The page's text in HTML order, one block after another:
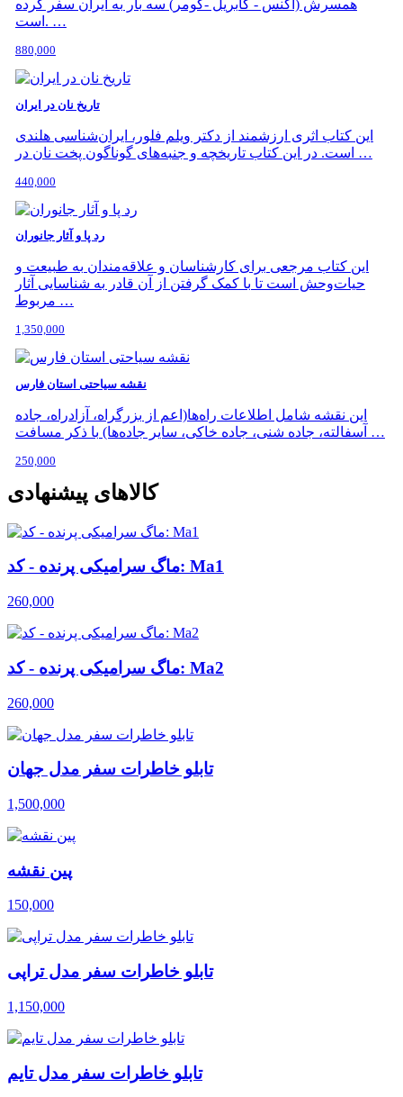
همسرش (آگنس - گابریل -کومر) سه بار به ایران سفر کرده
است. …
880,000
تاریخ نان در ایران
این کتاب اثری ارزشمند از دکتر ویلم فلور، ایران‌شناسی هلندی
است. در این کتاب تاریخچه و جنبه‌های گوناگون پخت نان در …
440,000
رد پا و آثار جانوران
این کتاب مرجعی برای کارشناسان و علاقه‌مندان به طبیعت و
حیات‌وحش است تا با کمک گرفتن از آن قادر به شناسایی آثار
مربوط …
1,350,000
نقشه سیاحتی استان فارس
این نقشه شامل اطلاعات راه‌ها(اعم از بزرگراه، آزادراه، جاده
آسفالته، جاده شنی، جاده خاکی، سایر جاده‌ها) با ذکر مسافت …
250,000
کالاهای پیشنهادی
ماگ سرامیکی پرنده - کد: Ma1
260,000
ماگ سرامیکی پرنده - کد: Ma2
260,000
تابلو خاطرات سفر مدل جهان
1,500,000
پین نقشه
150,000
تابلو خاطرات سفر مدل تراپی
1,150,000
تابلو خاطرات سفر مدل تایم